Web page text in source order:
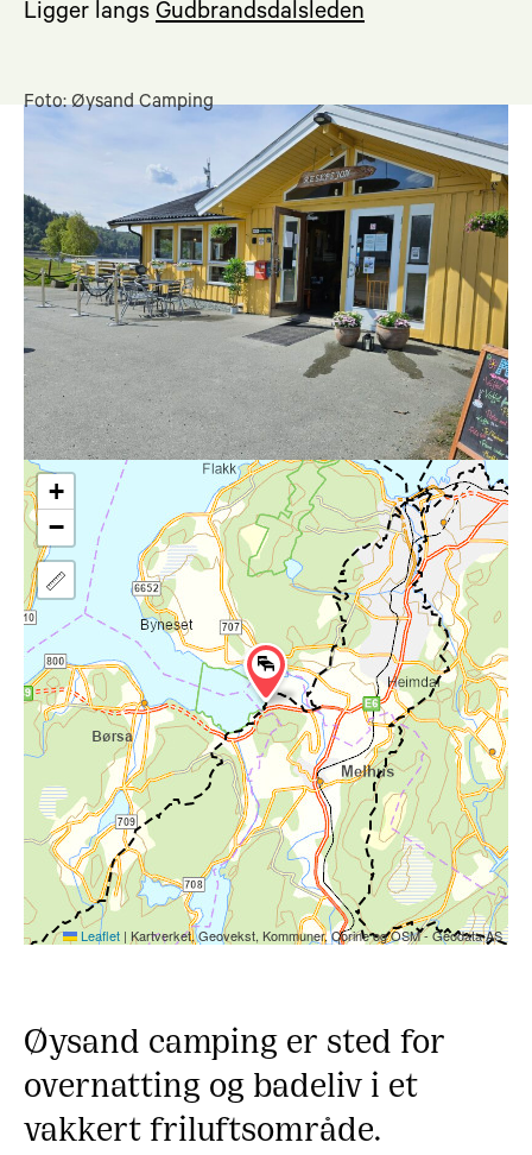
Ligger langs Gudbrandsdalsleden
+
−
Leaflet | Kartverket, Geovekst, Kommuner, Corine og OSM - Geodata AS
Foto: Øysand Camping
Øysand camping er sted for
overnatting og badeliv i et
vakkert friluftsområde.